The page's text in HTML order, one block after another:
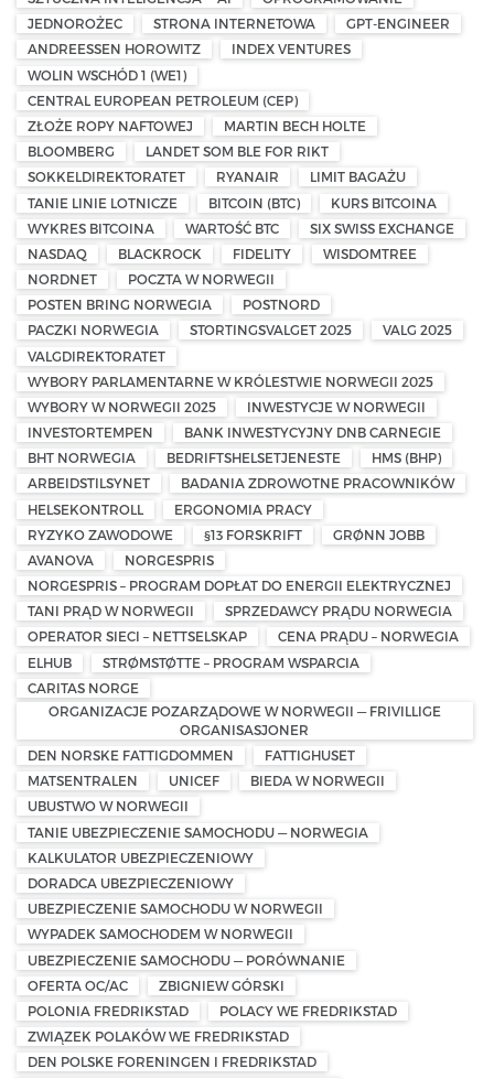
JEDNOROŻEC
STRONA INTERNETOWA
GPT-ENGINEER
ANDREESSEN HOROWITZ
INDEX VENTURES
WOLIN WSCHÓD 1 (WE1)
CENTRAL EUROPEAN PETROLEUM (CEP)
ZŁOŻE ROPY NAFTOWEJ
MARTIN BECH HOLTE
BLOOMBERG
LANDET SOM BLE FOR RIKT
SOKKELDIREKTORATET
RYANAIR
LIMIT BAGAŻU
TANIE LINIE LOTNICZE
BITCOIN (BTC)
KURS BITCOINA
WYKRES BITCOINA
WARTOŚĆ BTC
SIX SWISS EXCHANGE
NASDAQ
BLACKROCK FIDELITY
WISDOMTREE
NORDNET
POCZTA W NORWEGII
POSTEN BRING NORWEGIA
POSTNORD
PACZKI NORWEGIA
STORTINGSVALGET 2025
VALG 2025
VALGDIREKTORATET
WYBORY PARLAMENTARNE W KRÓLESTWIE NORWEGII 2025
WYBORY W NORWEGII 2025
INWESTYCJE W NORWEGII
INVESTORTEMPEN
BANK INWESTYCYJNY DNB CARNEGIE
BHT NORWEGIA
BEDRIFTSHELSETJENESTE
HMS (BHP)
ARBEIDSTILSYNET
BADANIA ZDROWOTNE PRACOWNIKÓW
HELSEKONTROLL
ERGONOMIA PRACY
RYZYKO ZAWODOWE
§13 FORSKRIFT
GRØNN JOBB
AVANOVA
NORGESPRIS
NORGESPRIS – PROGRAM DOPŁAT DO ENERGII ELEKTRYCZNEJ
TANI PRĄD W NORWEGII
SPRZEDAWCY PRĄDU NORWEGIA
OPERATOR SIECI – NETTSELSKAP
CENA PRĄDU – NORWEGIA
ELHUB
STRØMSTØTTE – PROGRAM WSPARCIA
CARITAS NORGE
ORGANIZACJE POZARZĄDOWE W NORWEGII — FRIVILLIGE
ORGANISASJONER
DEN NORSKE FATTIGDOMMEN
FATTIGHUSET
MATSENTRALEN
UNICEF
BIEDA W NORWEGII
UBUSTWO W NORWEGII
TANIE UBEZPIECZENIE SAMOCHODU — NORWEGIA
KALKULATOR UBEZPIECZENIOWY
DORADCA UBEZPIECZENIOWY
UBEZPIECZENIE SAMOCHODU W NORWEGII
WYPADEK SAMOCHODEM W NORWEGII
UBEZPIECZENIE SAMOCHODU — PORÓWNANIE
OFERTA OC/AC
ZBIGNIEW GÓRSKI
POLONIA FREDRIKSTAD
POLACY WE FREDRIKSTAD
ZWIĄZEK POLAKÓW WE FREDRIKSTAD
DEN POLSKE FORENINGEN I FREDRIKSTAD